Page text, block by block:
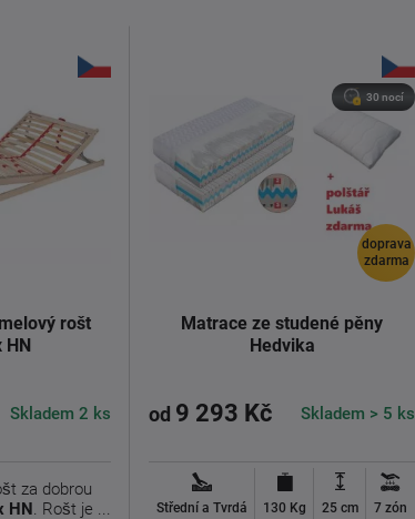
rošt
HN
Skladem 2 ks
za dobrou
HN. Rošt je ...
doprava
zdarma
30 nocí
Matrace ze studené pěny
Hedvika
od 9 293 Kč Skladem > 5 ks
Střední a Tvrdá 130 Kg 25 cm 7 zón